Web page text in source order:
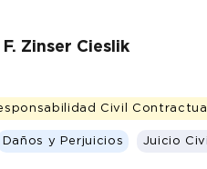
Zinser Cieslik
Civil
Daños y Perjuicios Juicio